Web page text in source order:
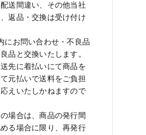
送間違い、その他当社
返品・交換は受け付け
にお問い合わせ・不良品
品と交換いたします。
先に着払いにて商品を
元払いで送料をご負担
えいたしかねますので
場合は、商品の発行間
る場合に限り、再発行